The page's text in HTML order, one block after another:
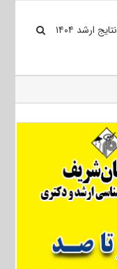
نتایج ارشد ۱۴۰۴